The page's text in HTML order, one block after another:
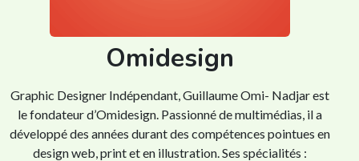
Omidesign
Graphic Designer Indépendant, Guillaume Omi- Nadjar est
le fondateur d’Omidesign. Passionné de multimédias, il a
développé des années durant des compétences pointues en
design web, print et en illustration. Ses spécialités :